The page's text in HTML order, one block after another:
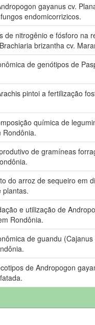
gayanus cv.
endomicorrizicos.
de nitrogênio e fósforo na
brizantha cv.
de genótipos de
pintoi a fertilização
química de
Rondônia.
de gramíneas
do arroz de sequeiro em
plantas.
e utilização de
Rondônia.
de guandu
de Andropogon